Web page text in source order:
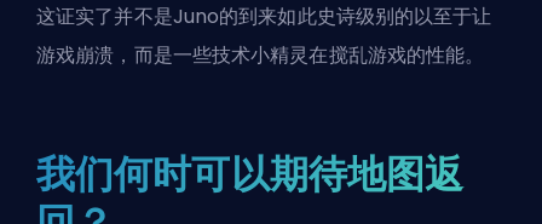
这证实了并不是Juno的到来如此史诗级别的以至于让
游戏崩溃，而是一些技术小精灵在搅乱游戏的性能。
我们何时可以期待地图返